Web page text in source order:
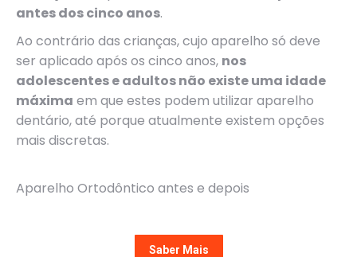
antes dos cinco anos.
Ao contrário das crianças, cujo aparelho só deve
ser aplicado após os cinco anos, nos
adolescentes e adultos não existe uma idade
máxima em que estes podem utilizar aparelho
dentário, até porque atualmente existem opções
mais discretas.
Aparelho Ortodôntico antes e depois
Saber Mais